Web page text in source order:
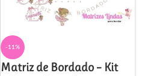
-11%
Matriz de Bordado – Kit